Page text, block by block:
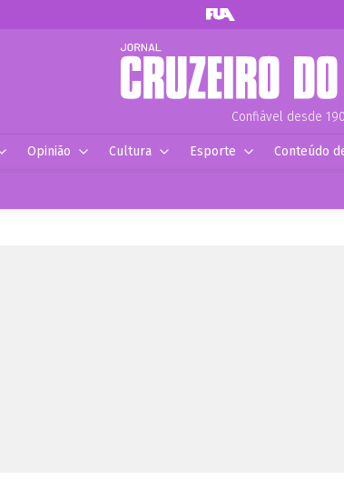
Confiável desde
Opinião Cultura Esporte Conteúdo